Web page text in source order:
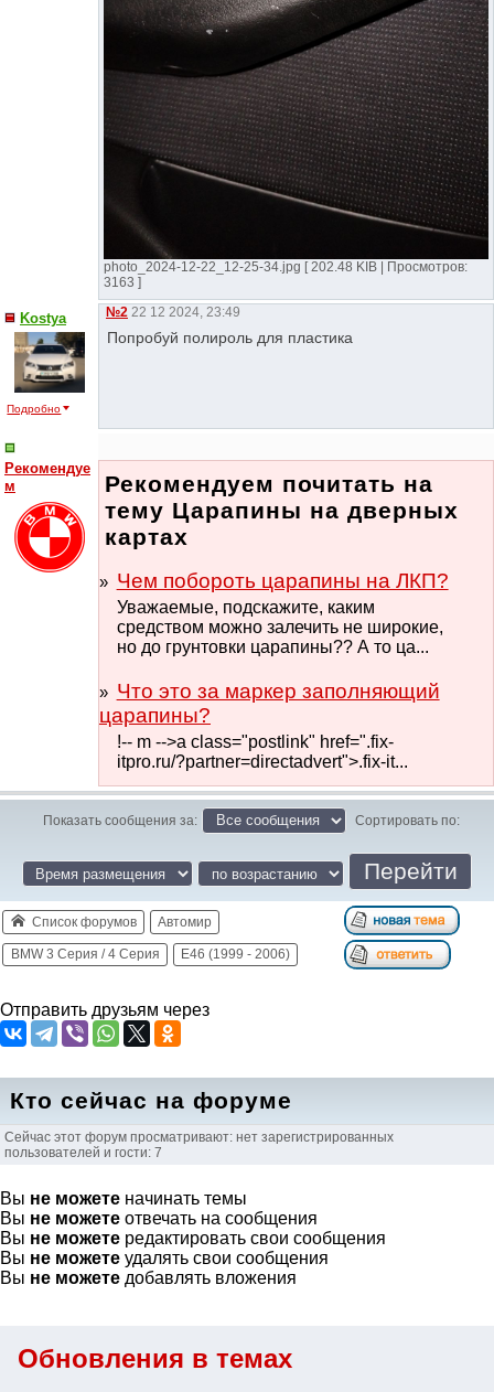
Обновления в темах
photo_2024-12-22_12-25-34.jpg [ 202.48 KIB | Просмотров:
3163 ]
Kostya
Подробно
№2 22 12 2024, 23:49
Попробуй полироль для пластика
Рекомендуе
м
Рекомендуем почитать на
тему Царапины на дверных
картах
Чем побороть царапины на ЛКП?
Уважаемые, подскажите, каким
средством можно залечить не широкие,
но до грунтовки царапины?? А то ца...
Что это за маркер заполняющий
царапины?
!-- m -->a class="postlink" href=".fix-
itpro.ru/?partner=directadvert">.fix-it...
Показать сообщения за: Сортировать по:
Список форумов Автомир
BMW 3 Серия / 4 Серия E46 (1999 - 2006)
Отправить друзьям через
Кто сейчас на форуме
Сейчас этот форум просматривают: нет зарегистрированных
пользователей и гости: 7
Вы не можете начинать темы
Вы не можете отвечать на сообщения
Вы не можете редактировать свои сообщения
Вы не можете удалять свои сообщения
Вы не можете добавлять вложения